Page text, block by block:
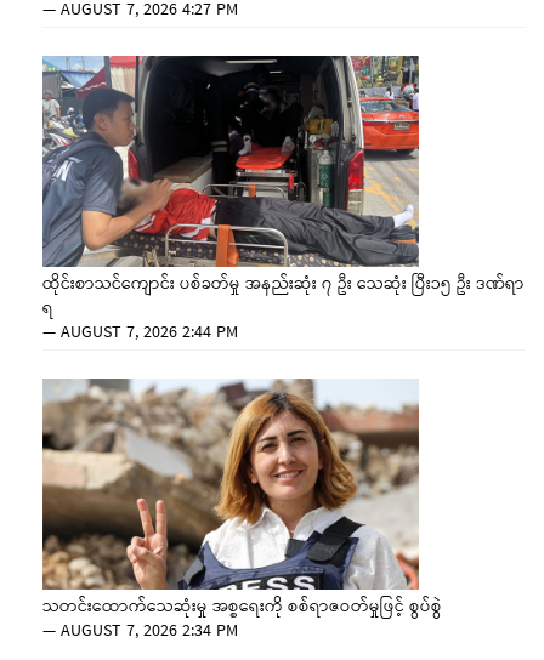
—AUGUST 7, 2026 4:27 PM
ထိုင်းစာသင်ကျောင်း ပစ်ခတ်မှု အနည်းဆုံး ၇ ဦး သေဆုံး ပြီး၁၅ ဦး ဒဏ်ရာ
ရ
—AUGUST 7, 2026 2:44 PM
သတင်းထောက်သေဆုံးမှု အစ္စရေးကို စစ်ရာဇဝတ်မှုဖြင့် စွပ်စွဲ
—AUGUST 7, 2026 2:34 PM